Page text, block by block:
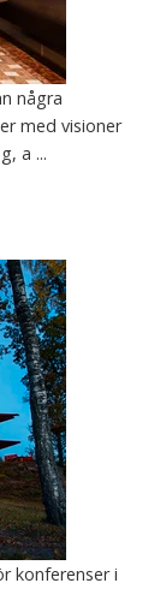
några
med visioner
a ...
konferenser i